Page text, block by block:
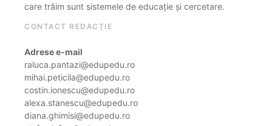
care trăim sunt sistemele de educație și cercetare.
CONTACT REDACȚIE
Adrese e-mail
raluca.pantazi@edupedu.ro
mihai.peticila@edupedu.ro
costin.ionescu@edupedu.ro
alexa.stanescu@edupedu.ro
diana.ghimisi@edupedu.ro